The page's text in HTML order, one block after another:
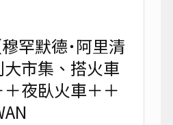
罕默德˙阿里清
市集、搭火車
夜臥火車＋＋